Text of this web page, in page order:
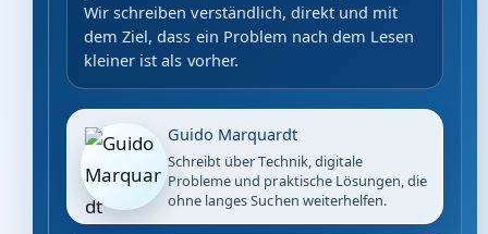
Wir schreiben verständlich, direkt und mit
dem Ziel, dass ein Problem nach dem Lesen
kleiner ist als vorher.
Guido Marquardt
Schreibt über Technik, digitale
Probleme und praktische Lösungen, die
ohne langes Suchen weiterhelfen.